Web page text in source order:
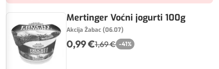
Mertinger Voćni jogurti 100g
Akcija Žabac (06.07)
0,99 €1,69 € -41%